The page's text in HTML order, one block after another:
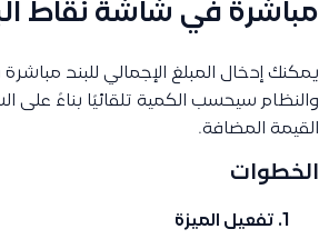
مباشرة في شاشة نقاط
يمكنك إدخال المبلغ الإجمالي للبند
والنظام سيحسب الكمية تلقائيًا بناءً على
القيمة المضافة.
الخطوات
تفعيل الميزة